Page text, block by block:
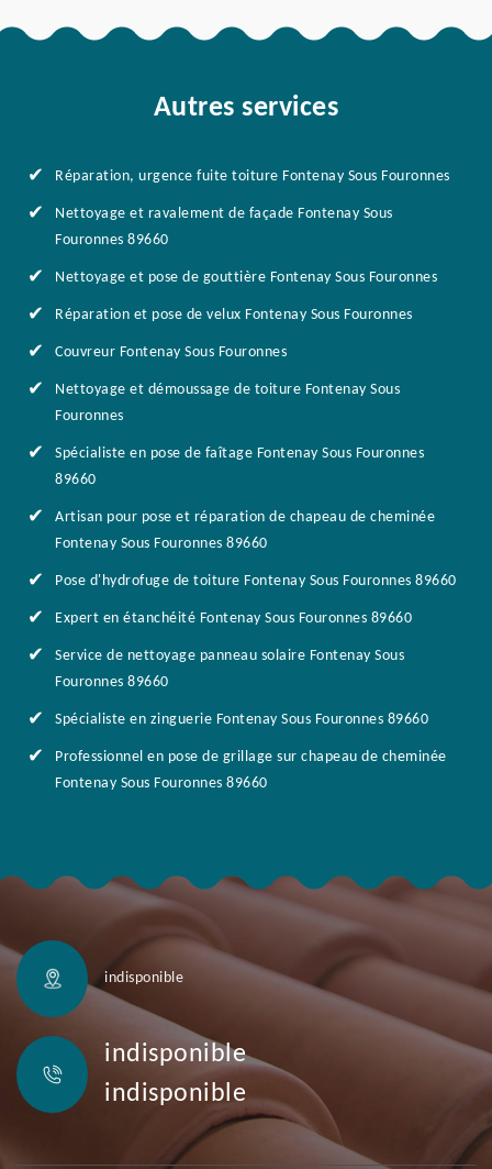
Autres services
Réparation, urgence fuite toiture Fontenay Sous Fouronnes
Nettoyage et ravalement de façade Fontenay Sous
Fouronnes 89660
Nettoyage et pose de gouttière Fontenay Sous Fouronnes
Réparation et pose de velux Fontenay Sous Fouronnes
Couvreur Fontenay Sous Fouronnes
Nettoyage et démoussage de toiture Fontenay Sous
Fouronnes
Spécialiste en pose de faîtage Fontenay Sous Fouronnes
89660
Artisan pour pose et réparation de chapeau de cheminée
Fontenay Sous Fouronnes 89660
Pose d'hydrofuge de toiture Fontenay Sous Fouronnes 89660
Expert en étanchéité Fontenay Sous Fouronnes 89660
Service de nettoyage panneau solaire Fontenay Sous
Fouronnes 89660
Spécialiste en zinguerie Fontenay Sous Fouronnes 89660
Professionnel en pose de grillage sur chapeau de cheminée
Fontenay Sous Fouronnes 89660
indisponible
indisponible
indisponible